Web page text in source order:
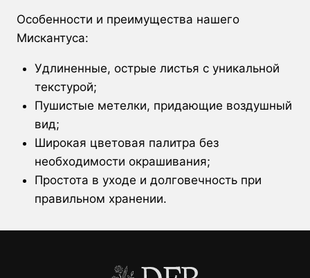
Особенности и преимущества нашего
Мискантуса:
Удлиненные, острые листья с уникальной
текстурой;
Пушистые метелки, придающие воздушный
вид;
Широкая цветовая палитра без
необходимости окрашивания;
Простота в уходе и долговечность при
правильном хранении.